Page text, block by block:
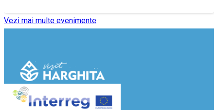
Vezi mai multe evenimente